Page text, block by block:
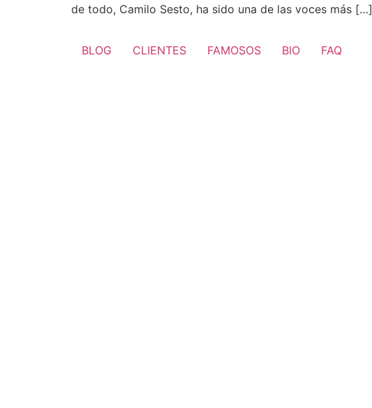
de todo, Camilo Sesto, ha sido una de las voces más […]
BLOG CLIENTES FAMOSOS BIO FAQ